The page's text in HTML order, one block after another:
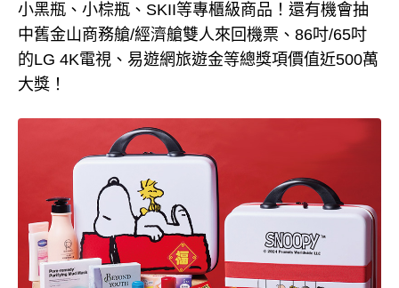
小黑瓶、小棕瓶、SKII等專櫃級商品！還有機會抽
中舊金山商務艙/經濟艙雙人來回機票、86吋/65吋
的LG 4K電視、易遊網旅遊金等總獎項價值近500萬
大獎！